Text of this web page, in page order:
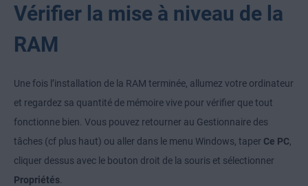
Vérifier la mise à niveau de la
RAM
Une fois l’installation de la RAM terminée, allumez votre ordinateur
et regardez sa quantité de mémoire vive pour vérifier que tout
fonctionne bien. Vous pouvez retourner au Gestionnaire des
tâches (cf plus haut) ou aller dans le menu Windows, taper Ce PC
cliquer dessus avec le bouton droit de la souris et sélectionner
Propriétés